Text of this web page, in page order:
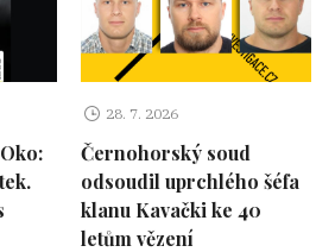
28. 7. 2026
Černohorský soud
odsoudil uprchlého šéfa
klanu Kavački ke 40
letům vězení